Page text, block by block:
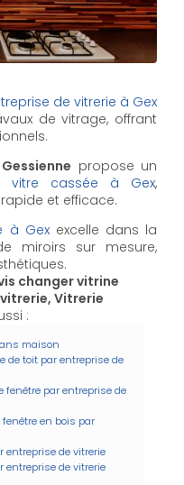
de vitrerie à Gex
de vitrage, offrant
propose un
vitre cassée à Gex,
et efficace.
à Gexexcelle dans la
miroirs sur mesure,
changer vitrine
Vitrerie
:
maison
de toit par entreprise de
fenêtre par entreprise de
en bois par
entreprise de vitrerie
entreprise de vitrerie